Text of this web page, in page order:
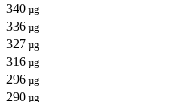
340 µg
336 µg
327 µg
316 µg
296 µg
290 µg